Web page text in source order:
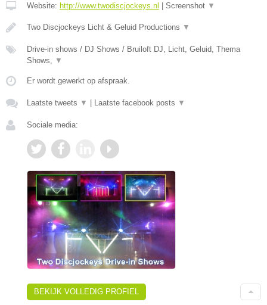
Website: http://www.twodiscjockeys.nl | Screenshot ▼
Two Discjockeys Licht & Geluid Productions ▼
Drive-in shows / DJ Shows / Bruiloft DJ, Licht, Geluid, Thema
Shows,
▼
Er wordt gewerkt op afspraak.
Laatste tweets ▼ | Laatste facebook posts ▼
Sociale media:
BEKIJK VOLLEDIG PROFIEL